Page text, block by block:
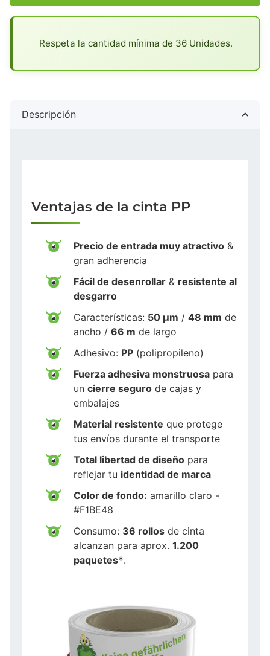
Respeta la cantidad mínima de 36 Unidades.
Descripción
Ventajas de la cinta PP
Precio de entrada muy atractivo &
gran adherencia
Fácil de desenrollar & resistente al
desgarro
Características: 50 µm / 48 mm de
ancho / 66 m de largo
Adhesivo: PP (polipropileno)
Fuerza adhesiva monstruosa para
un cierre seguro de cajas y
embalajes
Material resistente que protege
tus envíos durante el transporte
Total libertad de diseño para
reflejar tu identidad de marca
Color de fondo: amarillo claro -
#F1BE48
Consumo: 36 rollos de cinta
alcanzan para aprox. 1.200
paquetes*.